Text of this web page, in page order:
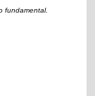
fundamental.